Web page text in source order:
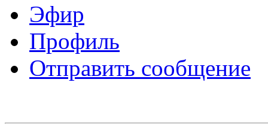
Эфир
Профиль
Отправить сообщение